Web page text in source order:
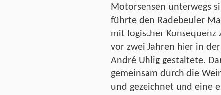
Motorsensen unterwegs
führte den Radebeuler
mit logischer
vor zwei Jahren hier in
André Uhlig gestaltete.
gemeinsam durch die
und gezeichnet und eine